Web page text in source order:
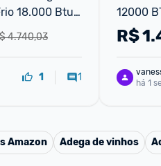
18.000 Btus
4.740,03
1 1
12000
R$
há 1
Amazon Adega de vinhos